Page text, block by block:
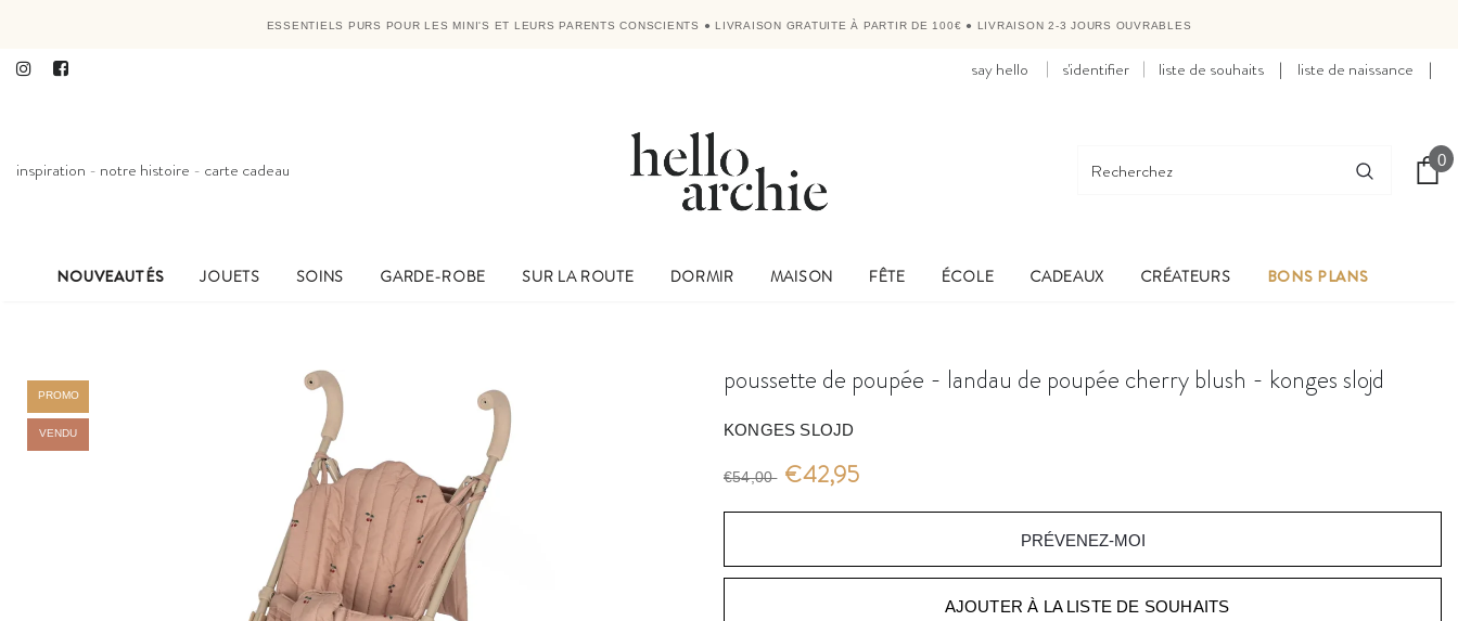
ESSENTIELS PURS POUR LES MINI'S ET LEURS PARENTS CONSCIENTS ●LIVRAISON GRATUITE À PARTIR DE 100€ ● LIVRAISON 2-3 JOURS OUVRABLES
say hello s'identifier liste de souhaits | liste de naissance |
inspiration - notre histoire - carte cadeau 0
NOUVEAUTÉS JOUETS SOINS GARDE-ROBE SUR LA ROUTE DORMIR MAISON FÊTE ÉCOLE CADEAUX CRÉATEURS BONS PLANS
PROMO
VENDU
poussette de poupée - landau de poupée cherry blush - konges slojd
KONGES SLOJD
€54,00 €42,95
PRÉVENEZ-MOI
AJOUTER À LA LISTE DE SOUHAITS